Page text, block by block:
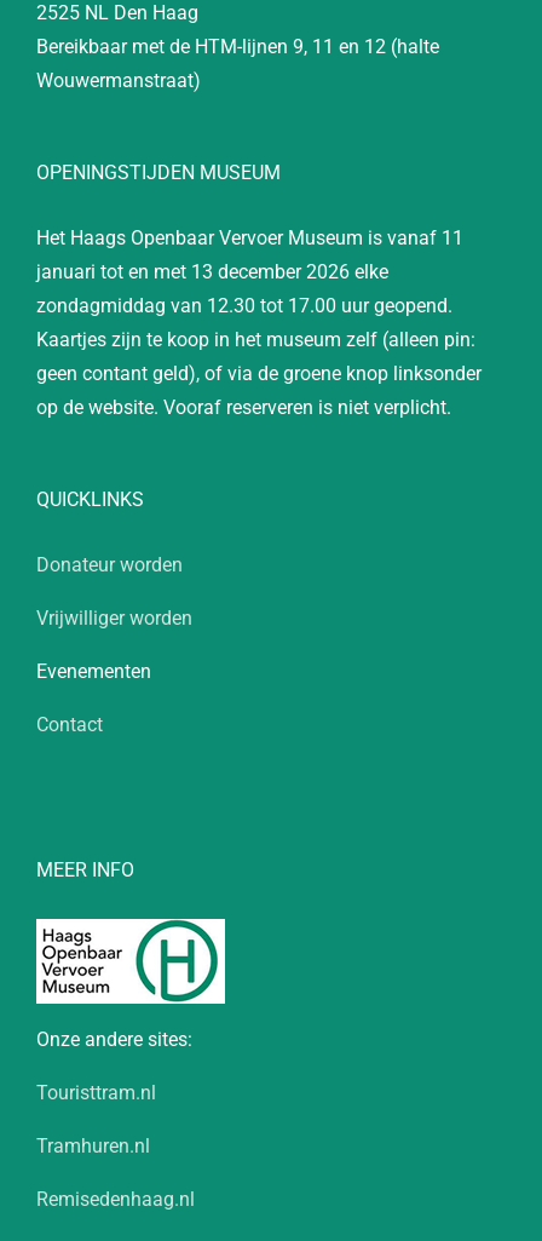
2525 NL Den Haag
Bereikbaar met de HTM-lijnen 9, 11 en 12 (halte
Wouwermanstraat)
OPENINGSTIJDEN MUSEUM
Het Haags Openbaar Vervoer Museum is vanaf 11
januari tot en met 13 december 2026 elke
zondagmiddag van 12.30 tot 17.00 uur geopend.
Kaartjes zijn te koop in het museum zelf (alleen pin:
geen contant geld), of via de groene knop linksonder
op de website. Vooraf reserveren is niet verplicht.
QUICKLINKS
Donateur worden
Vrijwilliger worden
Evenementen
Contact
MEER INFO
Onze andere sites:
Touristtram.nl
Tramhuren.nl
Remisedenhaag.nl